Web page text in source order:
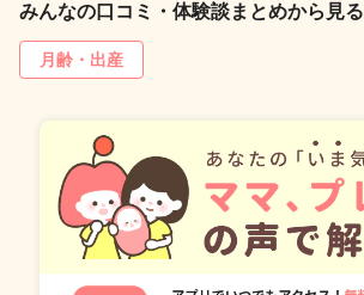
みんなの口コミ・体験談まとめから見る
月齢・出産